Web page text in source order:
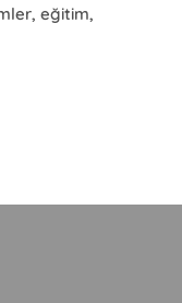
eğitim,